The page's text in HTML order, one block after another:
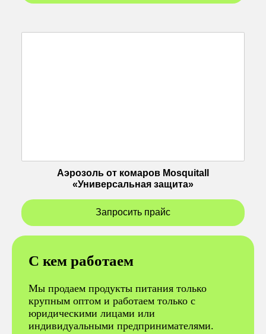
Аэрозоль от комаров Mosquitall
«Универсальная защита»
Запросить прайс
С кем работаем
Мы продаем продукты питания только
крупным оптом и работаем только с
юридическими лицами или
индивидуальными предпринимателями.